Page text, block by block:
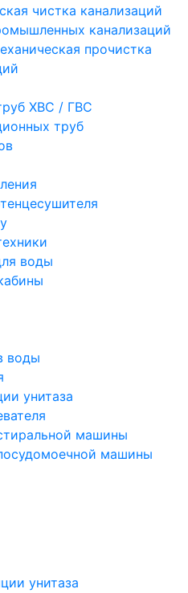
чистка канализаций
канализаций
прочистка
ХВС / ГВС
труб
воды
воды
унитаза
машины
машины
унитаза